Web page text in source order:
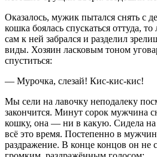
Оказалось, мужик пытался снять с
кошка боялась спускаться оттуда,
сам к ней забрался и разделил
виды. Хозяин ласковым тоном
спуститься:
— Мурочка, слезай! Кис-кис-кис!
Мы сели на лавочку неподалеку
закончится. Минут сорок мужчина
кошку, она — ни в какую. Сидела на
всё это время. Постепенно в
раздражение. В конце концов он не